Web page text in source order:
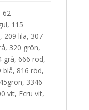
62
115
209 lila, 307
320 grön,
grå, 666 röd,
blå, 816 röd,
3346
vit, Ecru vit,